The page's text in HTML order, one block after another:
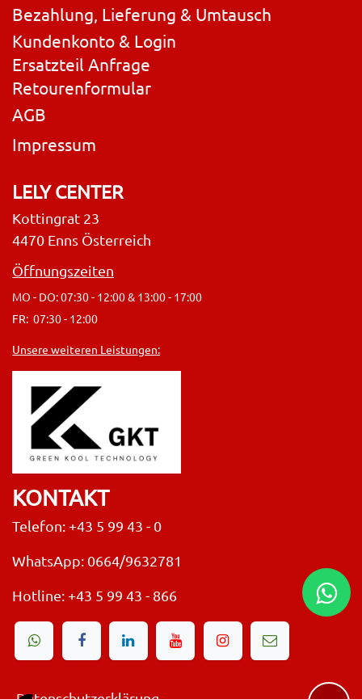
Bezahlung, Lieferung & Umtausch
Kundenkonto & Login
Ersatzteil Anfrage
Retourenformular
AGB
Impressum
LELY CENTER
Kottingrat 23
4470 Enns Österreich
Öffnungszeiten
MO - DO: 07:30 - 12:00 & 13:00 - 17:00
FR: 07:30 - 12:00
Unsere weiteren Leistungen:
KONTAKT
Telefon: +43 5 99 43 - 0
WhatsApp: 0664/9632781
Hotline: +43 5 99 43 - 866